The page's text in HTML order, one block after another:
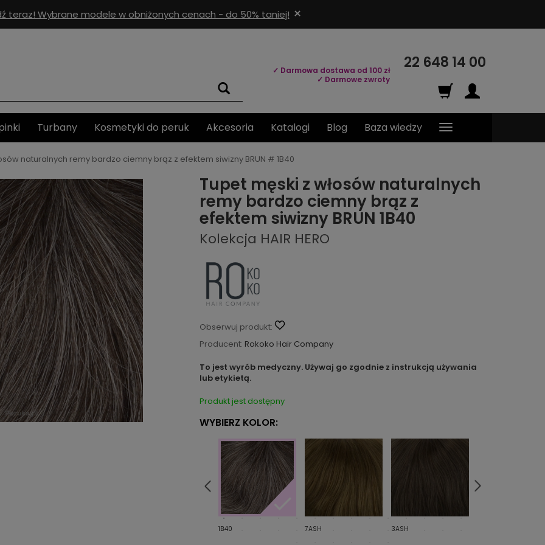
teraz! Wybrane modele w obniżonych cenach - do 50% taniej! ×
✓ Darmowa dostawa od 100 zł
✓ Darmowe zwroty
22 648 14 00
Turbany Kosmetyki do peruk Akcesoria Katalogi Blog Baza wiedzy
naturalnych remy bardzo ciemny brąz z efektem siwizny BRUN # 1B40
Tupet męski z włosów naturalnych
remy bardzo ciemny brąz z
efektem siwizny BRUN 1B40
Kolekcja HAIR HERO
Obserwuj produkt:
Producent: Rokoko Hair Company
To jest wyrób medyczny. Używaj go zgodnie z instrukcją używania
lub etykietą.
Produkt jest dostępny
WYBIERZ KOLOR:
1B40 7ASH 3ASH